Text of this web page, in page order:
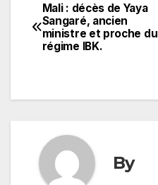
Navigation
de
Mali : décès de Yaya
Sangaré, ancien
ministre et proche du
régime IBK.
By